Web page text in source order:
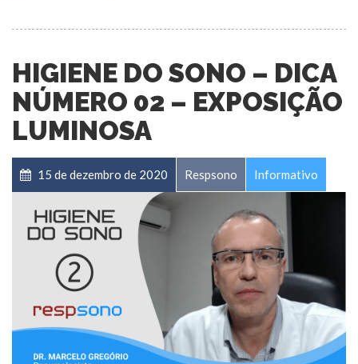
HIGIENE DO SONO – DICA
NÚMERO 02 – EXPOSIÇÃO
LUMINOSA
15 de dezembro de 2020 Respsono Informativo